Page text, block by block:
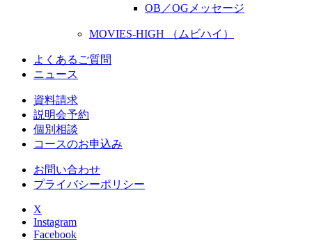
OB／OGメッセージ
MOVIES-HIGH （ムビハイ）
よくあるご質問
ニュース
資料請求
説明会予約
個別相談
コースのお申込み
お問い合わせ
プライバシーポリシー
X
Instagram
Facebook